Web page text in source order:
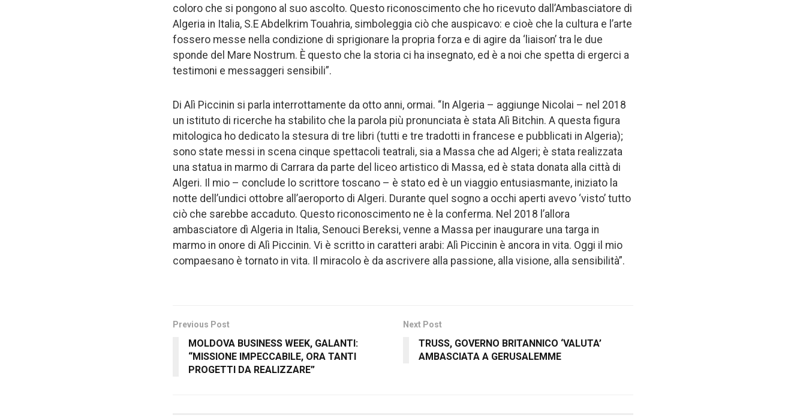
coloro che si pongono al suo ascolto. Questo riconoscimento che ho ricevuto dall’Ambasciatore di
Algeria in Italia, S.E Abdelkrim Touahria, simboleggia ciò che auspicavo: e cioè che la cultura e l’arte
fossero messe nella condizione di sprigionare la propria forza e di agire da ‘liaison’ tra le due
sponde del Mare Nostrum. È questo che la storia ci ha insegnato, ed è a noi che spetta di ergerci a
testimoni e messaggeri sensibili”.
Di Alì Piccinin si parla interrottamente da otto anni, ormai. “In Algeria – aggiunge Nicolai – nel 2018
un istituto di ricerche ha stabilito che la parola più pronunciata è stata Alì Bitchin. A questa figura
mitologica ho dedicato la stesura di tre libri (tutti e tre tradotti in francese e pubblicati in Algeria);
sono state messi in scena cinque spettacoli teatrali, sia a Massa che ad Algeri; è stata realizzata
una statua in marmo di Carrara da parte del liceo artistico di Massa, ed è stata donata alla città di
Algeri. Il mio – conclude lo scrittore toscano – è stato ed è un viaggio entusiasmante, iniziato la
notte dell’undici ottobre all’aeroporto di Algeri. Durante quel sogno a occhi aperti avevo ‘visto’ tutto
ciò che sarebbe accaduto. Questo riconoscimento ne è la conferma. Nel 2018 l’allora
ambasciatore dì Algeria in Italia, Senouci Bereksi, venne a Massa per inaugurare una targa in
marmo in onore di Alì Piccinin. Vi è scritto in caratteri arabi: Alì Piccinin è ancora in vita. Oggi il mio
compaesano è tornato in vita. Il miracolo è da ascrivere alla passione, alla visione, alla sensibilità”.
Previous Post
MOLDOVA BUSINESS WEEK, GALANTI:
“MISSIONE IMPECCABILE, ORA TANTI
PROGETTI DA REALIZZARE”
Next Post
TRUSS, GOVERNO BRITANNICO ‘VALUTA’
AMBASCIATA A GERUSALEMME